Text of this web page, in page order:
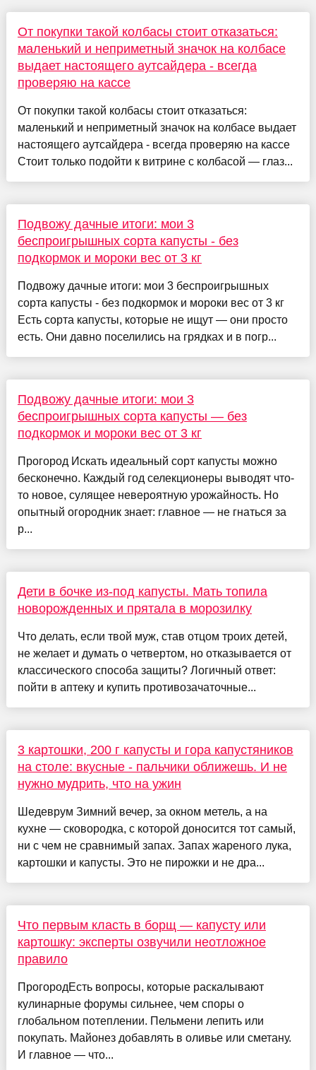
От покупки такой колбасы стоит отказаться:
маленький и неприметный значок на колбасе
выдает настоящего аутсайдера - всегда
проверяю на кассе
От покупки такой колбасы стоит отказаться:
маленький и неприметный значок на колбасе выдает
настоящего аутсайдера - всегда проверяю на кассе
Стоит только подойти к витрине с колбасой — глаз...
Подвожу дачные итоги: мои 3
беспроигрышных сорта капусты - без
подкормок и мороки вес от 3 кг
Подвожу дачные итоги: мои 3 беспроигрышных
сорта капусты - без подкормок и мороки вес от 3 кг
Есть сорта капусты, которые не ищут — они просто
есть. Они давно поселились на грядках и в погр...
Подвожу дачные итоги: мои 3
беспроигрышных сорта капусты — без
подкормок и мороки вес от 3 кг
Прогород Искать идеальный сорт капусты можно
бесконечно. Каждый год селекционеры выводят что-
то новое, сулящее невероятную урожайность. Но
опытный огородник знает: главное — не гнаться за
р...
Дети в бочке из-под капусты. Мать топила
новорожденных и прятала в морозилку
Что делать, если твой муж, став отцом троих детей,
не желает и думать о четвертом, но отказывается от
классического способа защиты? Логичный ответ:
пойти в аптеку и купить противозачаточные...
3 картошки, 200 г капусты и гора капустяников
на столе: вкусные - пальчики оближешь. И не
нужно мудрить, что на ужин
Шедеврум Зимний вечер, за окном метель, а на
кухне — сковородка, с которой доносится тот самый,
ни с чем не сравнимый запах. Запах жареного лука,
картошки и капусты. Это не пирожки и не дра...
Что первым класть в борщ — капусту или
картошку: эксперты озвучили неотложное
правило
ПрогородЕсть вопросы, которые раскалывают
кулинарные форумы сильнее, чем споры о
глобальном потеплении. Пельмени лепить или
покупать. Майонез добавлять в оливье или сметану.
И главное — что...